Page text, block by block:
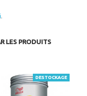
.
LES PRODUITS
DESTOCKAGE